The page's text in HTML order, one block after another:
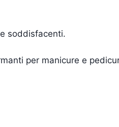
soddisfacenti.
per manicure e